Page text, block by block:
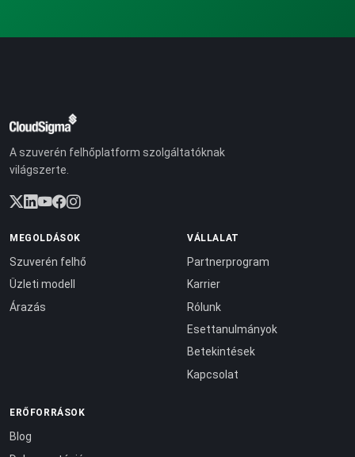
A szuverén felhőplatform szolgáltatóknak
világszerte.
MEGOLDÁSOK
Szuverén felhő
Üzleti modell
Árazás
VÁLLALAT
Partnerprogram
Karrier
Rólunk
Esettanulmányok
Betekintések
Kapcsolat
ERŐFORRÁSOK
Blog